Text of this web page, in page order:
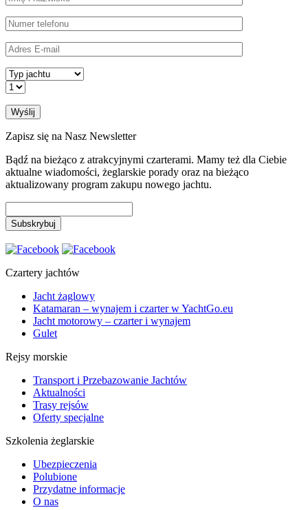
Zapisz się na Nasz Newsletter
Bądź na bieżąco z atrakcyjnymi czarterami. Mamy też dla Ciebie
aktualne wiadomości, żeglarskie porady oraz na bieżąco
aktualizowany program zakupu nowego jachtu.
Czartery jachtów
Jacht żaglowy
Katamaran – wynajem i czarter w YachtGo.eu
Jacht motorowy – czarter i wynajem
Gulet
Rejsy morskie
Transport i Przebazowanie Jachtów
Aktualności
Trasy rejsów
Oferty specjalne
Szkolenia żeglarskie
Ubezpieczenia
Polubione
Przydatne informacje
O nas